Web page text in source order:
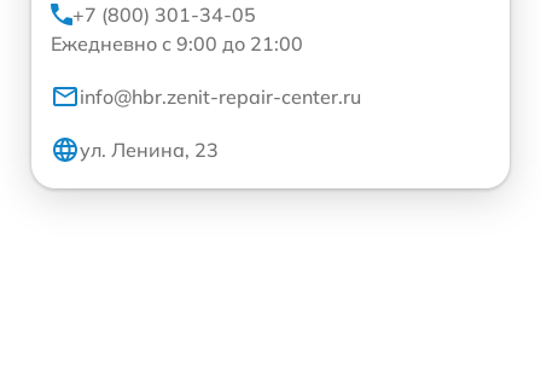
+7 (800) 301-34-05
Ежедневно с 9:00 до 21:00
info@hbr.zenit-repair-center.ru
ул. Ленина, 23